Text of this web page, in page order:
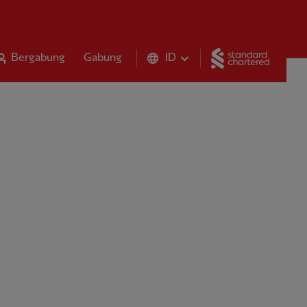
Bergabung Gabung ID